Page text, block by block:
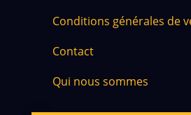
Conditions générales de
Contact
Qui nous sommes